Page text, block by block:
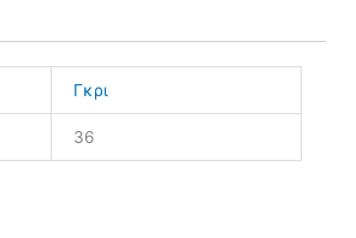
Γκρι
36